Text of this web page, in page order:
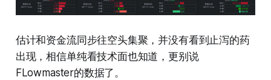
估计和资金流同步往空头集聚，并没有看到止泻的药
出现，相信单纯看技术面也知道，更别说
FLowmaster的数据了。